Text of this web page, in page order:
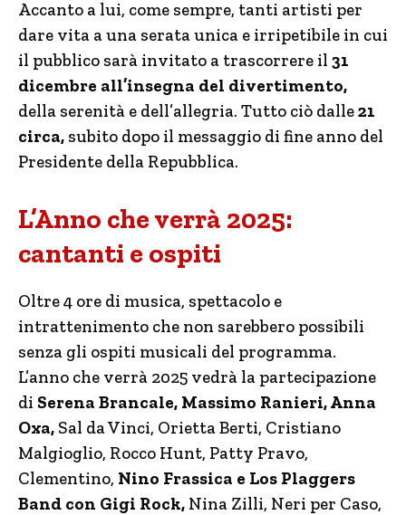
Accanto a lui, come sempre, tanti artisti per
dare vita a una serata unica e irripetibile in cui
il pubblico sarà invitato a trascorrere il 31
dicembre all’insegna del divertimento,
della serenità e dell’allegria. Tutto ciò dalle21
circa, subito dopo il messaggio di fine anno del
Presidente della Repubblica.
L’Anno che verrà 2025:
cantanti e ospiti
Oltre 4 ore di musica, spettacolo e
intrattenimento che non sarebbero possibili
senza gli ospiti musicali del programma.
L’anno che verrà 2025 vedrà la partecipazione
di Serena Brancale, Massimo Ranieri, Anna
Oxa, Sal da Vinci, Orietta Berti, Cristiano
Malgioglio, Rocco Hunt, Patty Pravo,
Clementino, Nino Frassica e Los Plaggers
Band con Gigi Rock, Nina Zilli, Neri per Caso,